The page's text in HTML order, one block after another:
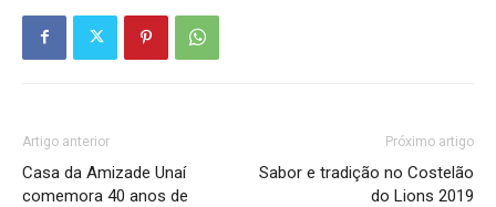
Artigo anterior
Casa da Amizade Unaí
comemora 40 anos de
Próximo artigo
Sabor e tradição no Costelão
do Lions 2019